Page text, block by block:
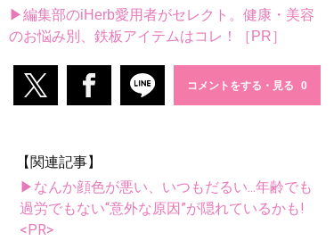
▶編集部のiHerb愛用者がセレクト。健康・美容
のお悩み別、鉄板アイテムはコレ！［PR］
コメントをする・見る
【関連記事】
▶なんか顔色が悪い、いつもだるい...年齢でも
過労でもない“意外な原因”が隠れているかも!
<PR>